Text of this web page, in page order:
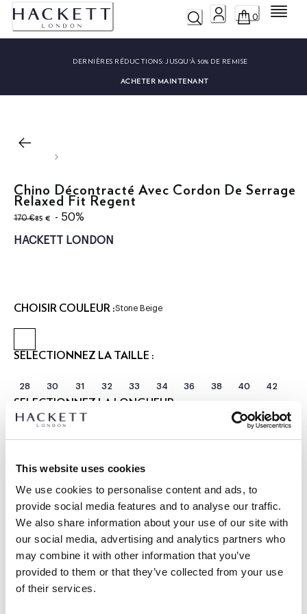
This website uses cookies
We use cookies to personalise content and ads, to
provide social media features and to analyse our traffic.
We also share information about your use of our site with
our social media, advertising and analytics partners who
may combine it with other information that you’ve
provided to them or that they’ve collected from your use
of their services.
0 Menu
DERNIÈRES RÉDUCTIONS: JUSQU'À 50% DE REMISE
ACHETER MAINTENANT
Chino Décontracté Avec Cordon De Serrage
Relaxed Fit Regent
170 €
original price 170 €
85 €
current price 85 €
- 50%
HACKETT LONDON
CHOISIR COULEUR :Stone Beige
SÉLECTIONNEZ LA TAILLE :
28 30 31 32 33 34 36 38 40 42
SÉLECTIONNEZ LA LONGUEUR :
|
DESCRIPTION
HM2100098
LIVRAISON ET RETOURS
Livraison et retours gratuits